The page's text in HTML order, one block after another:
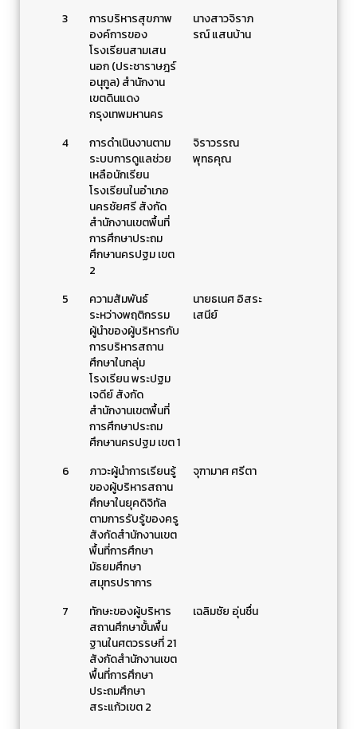
3
การบริหารสุขภาพ
องค์การของ
โรงเรียนสามเสน
นอก (ประชาราษฎร์
อนุกูล) สำนักงาน
เขตดินแดง
กรุงเทพมหานคร
นางสาวจิราภ
รณ์ แสนบ้าน
4
การดำเนินงานตาม
ระบบการดูแลช่วย
เหลือนักเรียน
โรงเรียนในอำเภอ
นครชัยศรี สังกัด
สำนักงานเขตพื้นที่
การศึกษาประถม
ศึกษานครปฐม เขต
2
จิราวรรณ
พุทธคุณ
5
ความสัมพันธ์
ระหว่างพฤติกรรม
ผู้นำของผู้บริหารกับ
การบริหารสถาน
ศึกษาในกลุ่ม
โรงเรียน พระปฐม
เจดีย์ สังกัด
สำนักงานเขตพื้นที่
การศึกษาประถม
ศึกษานครปฐม เขต 1
นายธเนศ อิสระ
เสนีย์
6
ภาวะผู้นําการเรียนรู้
ของผู้บริหารสถาน
ศึกษาในยุคดิจิทัล
ตามการรับรู้ของครู
สังกัดสำนักงานเขต
พื้นที่การศึกษา
มัธยมศึกษา
สมุทรปราการ
จุฑามาศ ศรีตา
7
ทักษะของผู้บริหาร
สถานศึกษาขั้นพื้น
ฐานในศตวรรษที่ 21
สังกัดสำนักงานเขต
พื้นที่การศึกษา
ประถมศึกษา
สระแก้วเขต 2
เฉลิมชัย อุ่นชื่น